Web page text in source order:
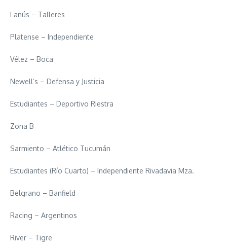
Lanús – Talleres
Platense – Independiente
Vélez – Boca
Newell’s – Defensa y Justicia
Estudiantes – Deportivo Riestra
Zona B
Sarmiento – Atlético Tucumán
Estudiantes (Río Cuarto) – Independiente Rivadavia Mza.
Belgrano – Banfield
Racing – Argentinos
River – Tigre